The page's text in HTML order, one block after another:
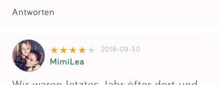
Antworten
2018-09-30
MimiLea